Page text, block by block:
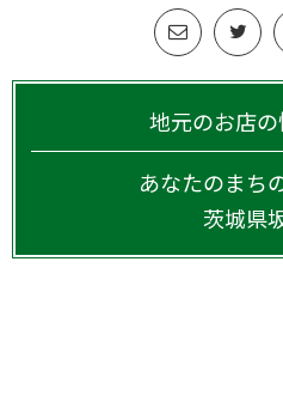
地元のお店の
あなたのまち
茨城県